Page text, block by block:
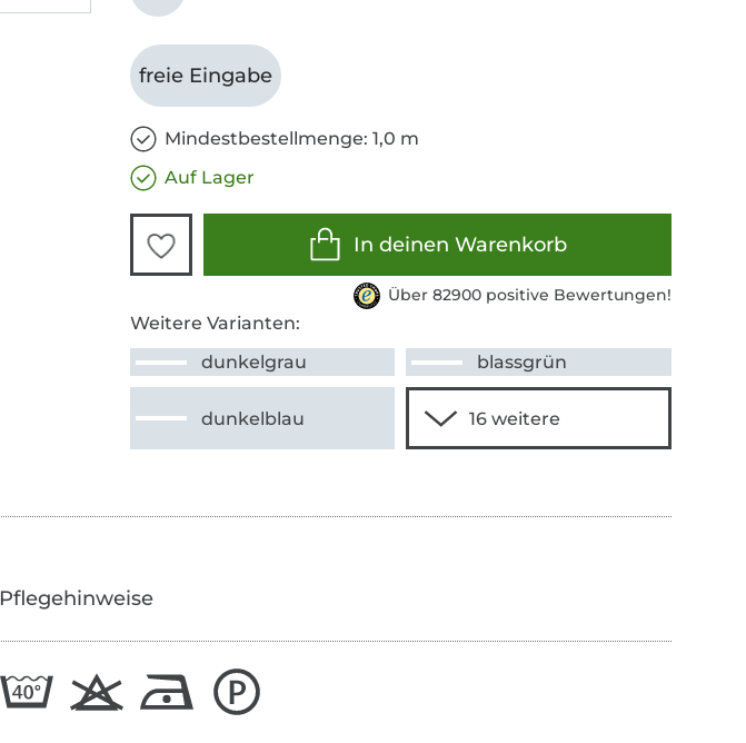
freie Eingabe
Mindestbestellmenge: 1,0 m
Auf Lager
In deinen Warenkorb
Über 82900 positive Bewertungen!
Weitere Varianten:
dunkelgrau
blassgrün
dunkelblau
Pflegehinweise